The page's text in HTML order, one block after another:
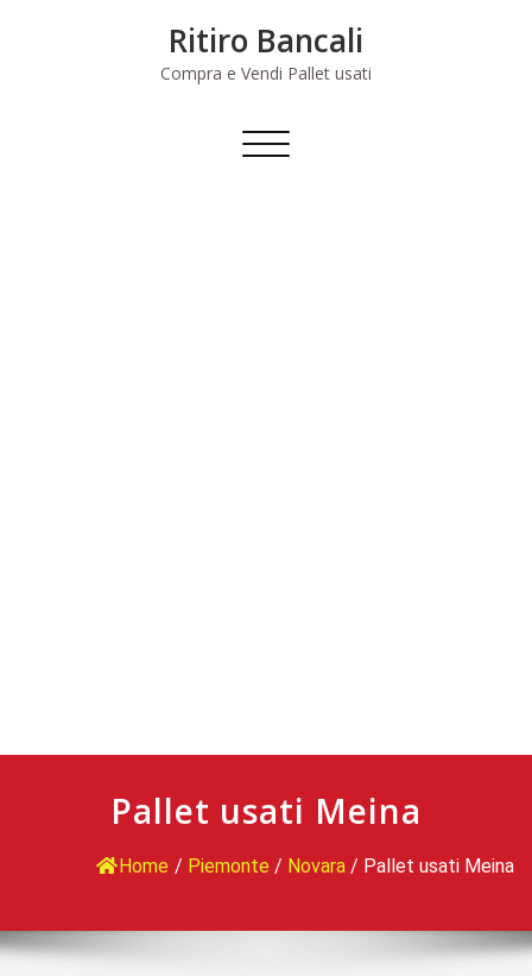
Ritiro Bancali
Compra e Vendi Pallet usati
Commuta
Pallet usati Meina
Home / Piemonte / Novara / Pallet usati Meina